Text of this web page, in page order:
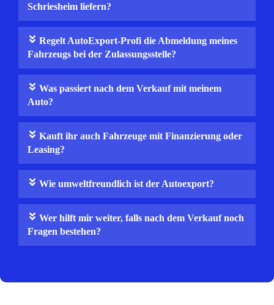
Schriesheim liefern?
Regelt AutoExport‑Profi die Abmeldung meines
Fahrzeugs bei der Zulassungsstelle?
Was passiert nach dem Verkauf mit meinem
Auto?
Kauft ihr auch Fahrzeuge mit Finanzierung oder
Leasing?
Wie umweltfreundlich ist der Autoexport?
Wer hilft mir weiter, falls nach dem Verkauf noch
Fragen bestehen?